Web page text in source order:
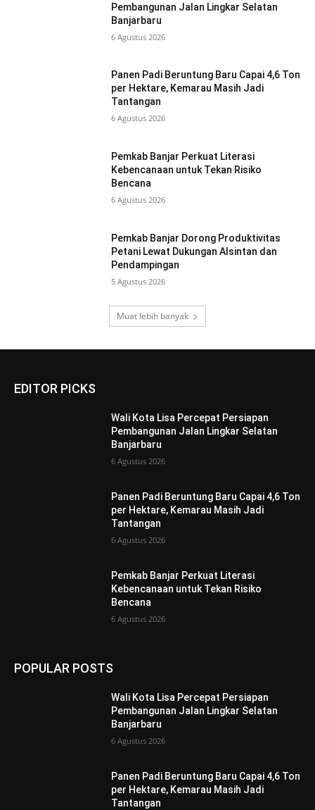
Pembangunan Jalan Lingkar Selatan
Banjarbaru
6 Agustus 2026
Panen Padi Beruntung Baru Capai 4,6 Ton
per Hektare, Kemarau Masih Jadi
Tantangan
6 Agustus 2026
Pemkab Banjar Perkuat Literasi
Kebencanaan untuk Tekan Risiko
Bencana
6 Agustus 2026
Pemkab Banjar Dorong Produktivitas
Petani Lewat Dukungan Alsintan dan
Pendampingan
5 Agustus 2026
Muat lebih banyak
EDITOR PICKS
Wali Kota Lisa Percepat Persiapan
Pembangunan Jalan Lingkar Selatan
Banjarbaru
6 Agustus 2026
Panen Padi Beruntung Baru Capai 4,6 Ton
per Hektare, Kemarau Masih Jadi
Tantangan
6 Agustus 2026
Pemkab Banjar Perkuat Literasi
Kebencanaan untuk Tekan Risiko
Bencana
6 Agustus 2026
POPULAR POSTS
Wali Kota Lisa Percepat Persiapan
Pembangunan Jalan Lingkar Selatan
Banjarbaru
6 Agustus 2026
Panen Padi Beruntung Baru Capai 4,6 Ton
per Hektare, Kemarau Masih Jadi
Tantangan